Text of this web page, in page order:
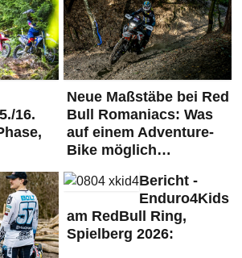
16.
Neue Maßstäbe bei Red
Bull Romaniacs: Was
auf einem Adventure-
Bike möglich…
Bericht -
Enduro4Kids
am RedBull Ring,
Spielberg 2026: